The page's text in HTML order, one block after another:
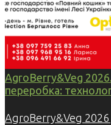
AgroBerry&Veg
переробка:
AgroBerry&Veg 2026